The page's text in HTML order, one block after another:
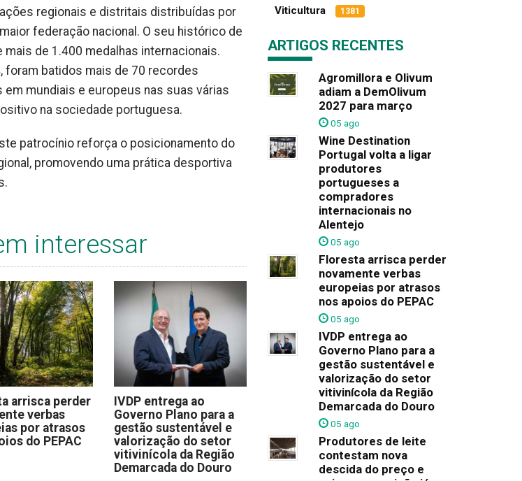
regionais e distritais distribuídas por
federação nacional. O seu histórico de
de 1.400 medalhas internacionais.
foram batidos mais de 70 recordes
mundiais e europeus nas suas várias
na sociedade portuguesa.
patrocínio reforça o posicionamento do
promovendo uma prática desportiva
interessar
arrisca perder
verbas
por atrasos
do PEPAC
IVDP entrega ao
Governo Plano para a
gestão sustentável e
valorização do setor
vitivinícola da Região
Demarcada do Douro
Viticultura 1381
ARTIGOS RECENTES
Agromillora e Olivum
adiam a DemOlivum
2027 para março
05 ago
Wine Destination
Portugal volta a ligar
produtores
portugueses a
compradores
internacionais no
Alentejo
05 ago
Floresta arrisca perder
novamente verbas
europeias por atrasos
nos apoios do PEPAC
05 ago
IVDP entrega ao
Governo Plano para a
gestão sustentável e
valorização do setor
vitivinícola da Região
Demarcada do Douro
05 ago
Produtores de leite
contestam nova
descida do preço e